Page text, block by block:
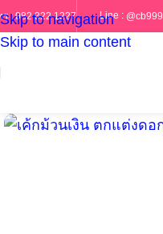
Skip to navigation
Skip to main content
ร : 082 322 1227 Line : @cb999